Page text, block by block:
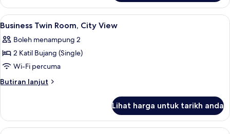
Double
Room
Lihat
semua
foto
untuk
Business
Twin
View
Peralatan tempat tidur premium,
7
Business Twin Room, City View
Boleh menampung 2
2 Katil Bujang (Single)
Wi-Fi percuma
Butiran lanjut
Butiran
Twin
Room,
Lihat harga untuk tarikh anda
Peralatan tempat tidur premium,